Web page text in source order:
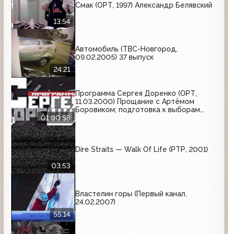
13:54
Смак (ОРТ, 1997) Александр Белявский
24:21
Автомобиль (ТВС-Новгород,
09.02.2005) 37 выпуск
01:00:58
Программа Сергея Доренко (ОРТ,
11.03.2000) Прощание с Артёмом
Боровиком; подготовка к выборам
03:53
Dire Straits — Walk Of Life (РТР, 2001)
55:14
Властелин горы (Первый канал,
24.02.2007)